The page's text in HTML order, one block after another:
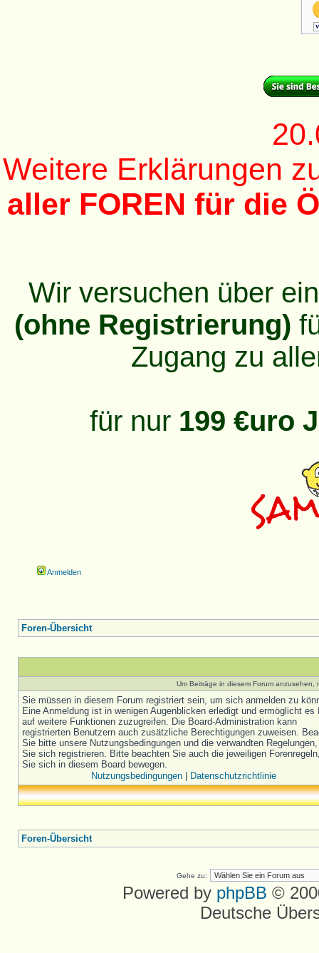
Weitere Erklärungen
aller FOREN für die
Wir versuchen über
(ohne Registrierung)
Zugang zu
für nur 199 €uro
Anmelden
Foren-Übersicht
Um Beiträge in diesem Forum
Sie müssen in diesem Forum registriert sein, um sich anmelden zu
Eine Anmeldung ist in wenigen Augenblicken erledigt und ermöglicht es
auf weitere Funktionen zuzugreifen. Die Board-Administration kann
registrierten Benutzern auch zusätzliche Berechtigungen zuweisen.
Sie bitte unsere Nutzungsbedingungen und die verwandten
Sie sich registrieren. Bitte beachten Sie auch die jeweiligen
Sie sich in diesem Board bewegen.
Nutzungsbedingungen| Datenschutzrichtlinie
Foren-Übersicht
Gehe zu:
Powered by phpBB ©
Deutsche